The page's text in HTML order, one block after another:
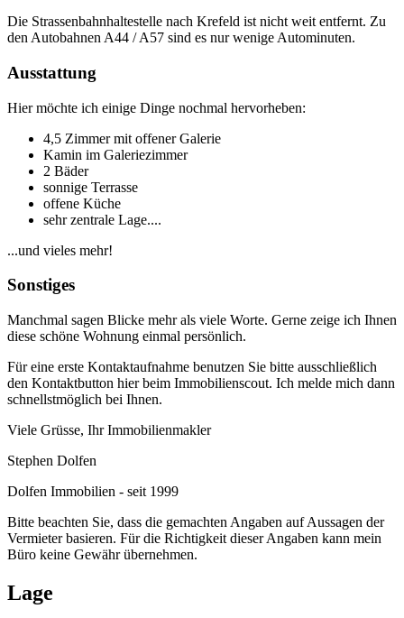
Die Strassenbahnhaltestelle nach Krefeld ist nicht weit entfernt. Zu
den Autobahnen A44 / A57 sind es nur wenige Autominuten.
Ausstattung
Hier möchte ich einige Dinge nochmal hervorheben:
4,5 Zimmer mit offener Galerie
Kamin im Galeriezimmer
2 Bäder
sonnige Terrasse
offene Küche
sehr zentrale Lage....
...und vieles mehr!
Sonstiges
Manchmal sagen Blicke mehr als viele Worte. Gerne zeige ich Ihnen
diese schöne Wohnung einmal persönlich.
Für eine erste Kontaktaufnahme benutzen Sie bitte ausschließlich
den Kontaktbutton hier beim Immobilienscout. Ich melde mich dann
schnellstmöglich bei Ihnen.
Viele Grüsse, Ihr Immobilienmakler
Stephen Dolfen
Dolfen Immobilien - seit 1999
Bitte beachten Sie, dass die gemachten Angaben auf Aussagen der
Vermieter basieren. Für die Richtigkeit dieser Angaben kann mein
Büro keine Gewähr übernehmen.
Lage